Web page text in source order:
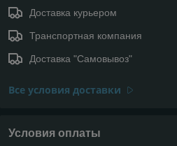
Доставка курьером
Транспортная компания
Доставка "Самовывоз"
Все условия доставки
Условия оплаты